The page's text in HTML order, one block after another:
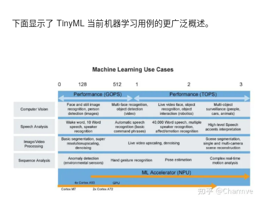
下面显示了 TinyML 当前机器学习用例的更广泛概述。